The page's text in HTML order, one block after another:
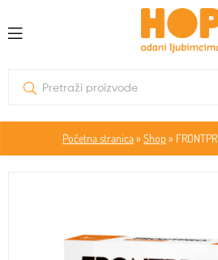
Početna stranica» Shop»